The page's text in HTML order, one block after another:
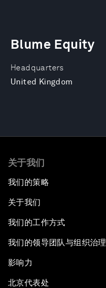
Headquarters
United Kingdom
Blume Equity
关于我们
我们的策略
关于我们
我们的工作方式
我们的领导团队与组织治理
影响力
北京代表处